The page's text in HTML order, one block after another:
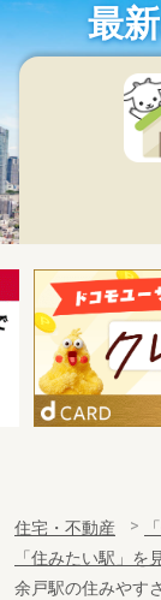
最
住宅・不動産
「住みたい駅」を
余戸駅の住みやす